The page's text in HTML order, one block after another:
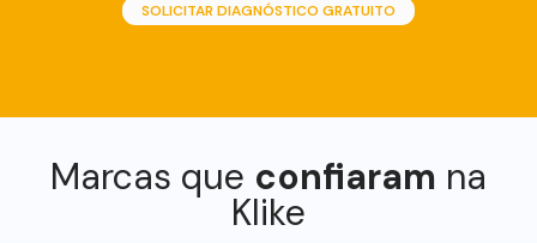
SOLICITAR DIAGNÓSTICO GRATUITO
Marcas que confiaram na
Klike